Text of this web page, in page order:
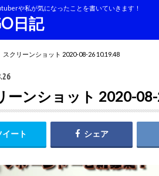
や私が気になったことを書いていきます！
日記
スクリーンショット 2020-08-26 10.19.48
ーンショット 2020-
イート シェア